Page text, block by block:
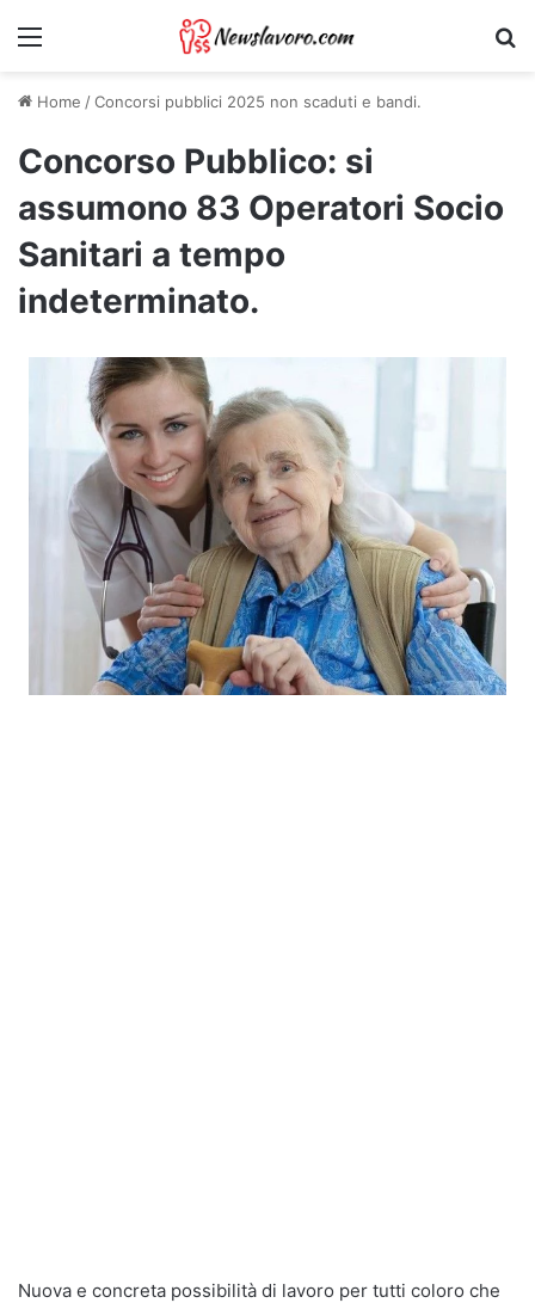
Menu
Home /Concorsi pubblici 2025 non scaduti e bandi.
Concorso Pubblico: si
assumono 83 Operatori Socio
Sanitari a tempo
indeterminato.
Nuova e concreta possibilità di lavoro per tutti coloro che